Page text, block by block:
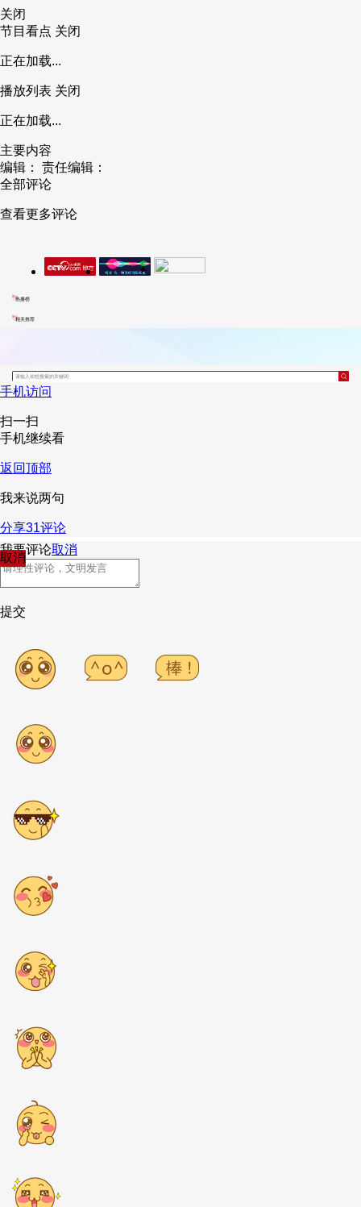
关闭
节目看点 关闭
正在加载...
播放列表 关闭
正在加载...
主要内容
编辑：
责任编辑：
全部评论
查看更多评论
热播榜
相关推荐
手机访问
扫一扫
手机继续看
返回顶部
我来说两句
分享31评论
取消
我要评论取消
提交